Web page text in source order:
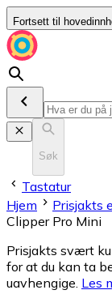
Fortsett til
Søk
Tastatur
Hjem
Prisjakts
Clipper Pro Mini
Prisjakts svært
for at du kan ta
uavhengige. Les